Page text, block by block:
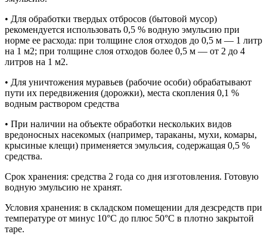
• Для обработки твердых отбросов (бытовой мусор)
рекомендуется использовать 0,5 % водную эмульсию при
норме ее расхода: при толщине слоя отходов до 0,5 м — 1 литр
на 1 м2; при толщине слоя отходов более 0,5 м — от 2 до 4
литров на 1 м2.
• Для уничтожения муравьев (рабочие особи) обрабатывают
пути их передвижения (дорожки), места скопления 0,1 %
водным раствором средства
• При наличии на объекте обработки нескольких видов
вредоносных насекомых (например, тараканы, мухи, комары,
крысиные клещи) применяется эмульсия, содержащая 0,5 %
средства.
Срок хранения: средства 2 года со дня изготовления. Готовую
водную эмульсию не хранят.
Условия хранения: в складском помещении для дезсредств при
температуре от минус 10°С до плюс 50°С в плотно закрытой
таре.